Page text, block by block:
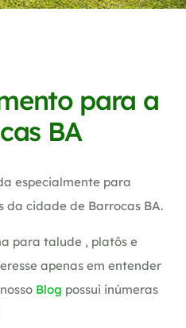
para a
BA
especialmente para
da cidade de Barrocas BA.
para talude , platôs e
apenas em entender
Blog possui inúmeras